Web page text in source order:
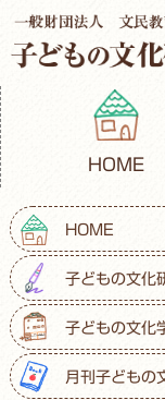
HOME
HOME
子どもの文化
子どもの文化
月刊子どもの